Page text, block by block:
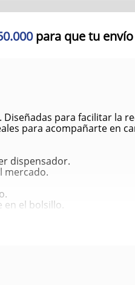
para que tu
para facilitar la
para acompañarte en
dispensador.
mercado.
en el bolsillo.